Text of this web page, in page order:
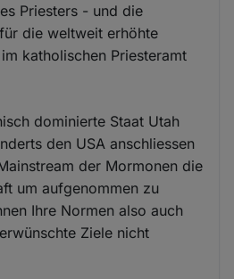
Priesters - und die
die weltweit erhöhte
katholischen Priesteramt
dominierte Staat Utah
den USA anschliessen
der Mormonen die
um aufgenommen zu
Ihre Normen also auch
Ziele nicht